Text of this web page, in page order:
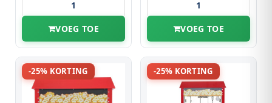
VOEG TOE VOEG TOE
-25% KORTING -25% KORTING